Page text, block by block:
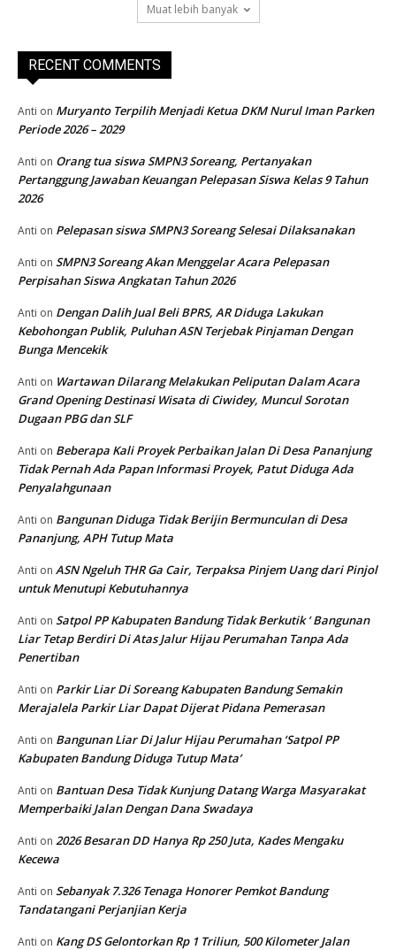
Muat lebih banyak
RECENT COMMENTS
Anti on Muryanto Terpilih Menjadi Ketua DKM Nurul Iman Parken
Periode 2026 – 2029
Anti on Orang tua siswa SMPN3 Soreang, Pertanyakan
Pertanggung Jawaban Keuangan Pelepasan Siswa Kelas 9 Tahun
2026
Anti on Pelepasan siswa SMPN3 Soreang Selesai Dilaksanakan
Anti on SMPN3 Soreang Akan Menggelar Acara Pelepasan
Perpisahan Siswa Angkatan Tahun 2026
Anti on Dengan Dalih Jual Beli BPRS, AR Diduga Lakukan
Kebohongan Publik, Puluhan ASN Terjebak Pinjaman Dengan
Bunga Mencekik
Anti on Wartawan Dilarang Melakukan Peliputan Dalam Acara
Grand Opening Destinasi Wisata di Ciwidey, Muncul Sorotan
Dugaan PBG dan SLF
Anti on Beberapa Kali Proyek Perbaikan Jalan Di Desa Pananjung
Tidak Pernah Ada Papan Informasi Proyek, Patut Diduga Ada
Penyalahgunaan
Anti on Bangunan Diduga Tidak Berijin Bermunculan di Desa
Pananjung, APH Tutup Mata
Anti on ASN Ngeluh THR Ga Cair, Terpaksa Pinjem Uang dari Pinjol
untuk Menutupi Kebutuhannya
Anti on Satpol PP Kabupaten Bandung Tidak Berkutik ‘ Bangunan
Liar Tetap Berdiri Di Atas Jalur Hijau Perumahan Tanpa Ada
Penertiban
Anti on Parkir Liar Di Soreang Kabupaten Bandung Semakin
Merajalela Parkir Liar Dapat Dijerat Pidana Pemerasan
Anti on Bangunan Liar Di Jalur Hijau Perumahan ‘Satpol PP
Kabupaten Bandung Diduga Tutup Mata’
Anti on Bantuan Desa Tidak Kunjung Datang Warga Masyarakat
Memperbaiki Jalan Dengan Dana Swadaya
Anti on 2026 Besaran DD Hanya Rp 250 Juta, Kades Mengaku
Kecewa
Anti on Sebanyak 7.326 Tenaga Honorer Pemkot Bandung
Tandatangani Perjanjian Kerja
Anti on Kang DS Gelontorkan Rp 1 Triliun, 500 Kilometer Jalan